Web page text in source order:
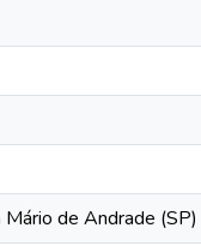
de Andrade (SP)